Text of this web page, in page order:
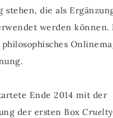
stehen, die als
werden können.
Ende 2014 mit der
der ersten Box